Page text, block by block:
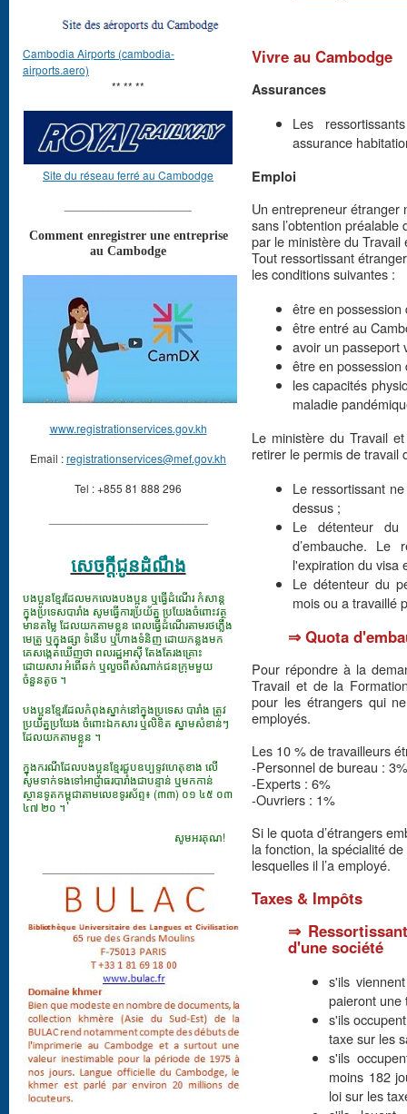
Vivre au Cambodge
Assurances
Les
assurance
Emploi
Un entrepreneur étranger
sans l’obtention
par le ministère du
Tout ressortissant
les conditions suivantes :
être en possession
être entré au
avoir un passeport
être en possession
les capacités
maladie
Le ministère du Travail
retirer le permis de travail
Le ressortissant
dessus ;
Le détenteur
d’embauche.
l'expiration du visa
Le détenteur du
mois ou a travaillé
⇒ Quota
Pour répondre à la
Travail et de la
pour les étrangers qui
employés.
Les 10 % de travailleurs
-Personnel de bureau : 3%
-Experts : 6%
-Ouvriers : 1%
Si le quota d’étrangers
la fonction, la spécialité
lesquelles il l’a employé.
Taxes & Impôts
⇒
d'une société
s'ils
paieront une
s'ils
taxe sur les
s'ils
moins 182
loi sur les
Cambodia Airports (cambodia-
airports.aero)
** ** **
Site du réseau ferré au Cambodge
Comment enregistrer une entreprise
au Cambodge
www.registrationservices.gov.kh
Email :registrationservices@mef.gov.kh
Tel : +855 81 888 296
សេចក្ដីជូនដំណឹង
បងប្អូនខ្មែរដែលមកលេងបងប្អូន ឬធ្វើដំណើរ កំសាន្ត
ក្នុងប្រទេសបារាំង សូមធ្វើការប្រយ័ត្ន ប្រយែងចំពោះវត្ថុ
មានតម្លៃ ដែលយកតាមខ្លួន ពេលធ្វើដំណើរតាមរថភ្លើង
មេត្រូ ឬក្នុងផ្សា ទំនើប ឬហាងទំនិញ ដោយកន្លងមក
គេសង្កេតឃើញថា ពលរដ្ឋអាស៊ី តែងតែរងគ្រោះ
ដោយសារ អំពើឆក់ ឬលួចពីសំណាក់ជនក្រុមមួយ
ចំនួនតូច ។
បងប្អូនខ្មែរដែលកំពុងស្នាក់នៅក្នុងប្រទេស បារាំង ត្រូវ
ប្រយ័ត្នប្រយែង ចំពោះឯកសារ​ ឬលិខិត ស្នាមសំខាន់ៗ
ដែលយកតាមខ្លួន ។
ក្នុងករណីដែលបងប្អូនខ្មែរជួបឧប្បទ្ទវហេតុខាង លើ
សូមទាក់ទងទៅអាជ្ញាធរបារាំងជាបន្ទាន់ ឬមកកាន់
ស្ថានទូតកម្ពុជាតាមលេខទូរស័ព្ទ៖ (៣៣) ០១ ៤៥ ០៣
៤៧ ២០ ។
សូមអរគុណ!